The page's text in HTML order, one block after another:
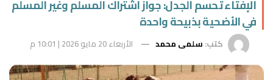
الإفتاء تحسم الجدل: جواز اشتراك المسلم وغير المسلم
في الأضحية بذبيحة واحدة
كتب: سلمى محمد الأربعاء 20 مايو 2026 | 10:01 م